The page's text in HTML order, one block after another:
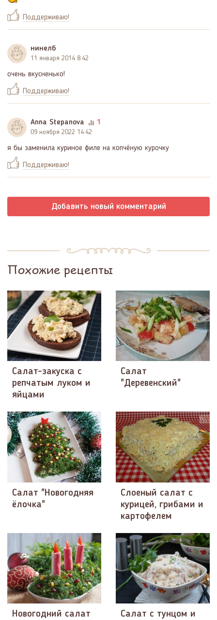
Поддерживаю!
нинелб
11 января 2014 8:42
очень вкусненько!
Поддерживаю!
Anna Stepanova 1
09 ноября 2022 14:42
я бы заменила куриное филе на копчёную курочку
Поддерживаю!
Добавить новый комментарий
Похожие рецепты
Салат-закуска с
репчатым луком и
яйцами
Салат
"Деревенский"
Салат "Новогодняя
ёлочка"
Слоеный салат с
курицей, грибами и
картофелем
Новогодний салат
Салат с тунцом и